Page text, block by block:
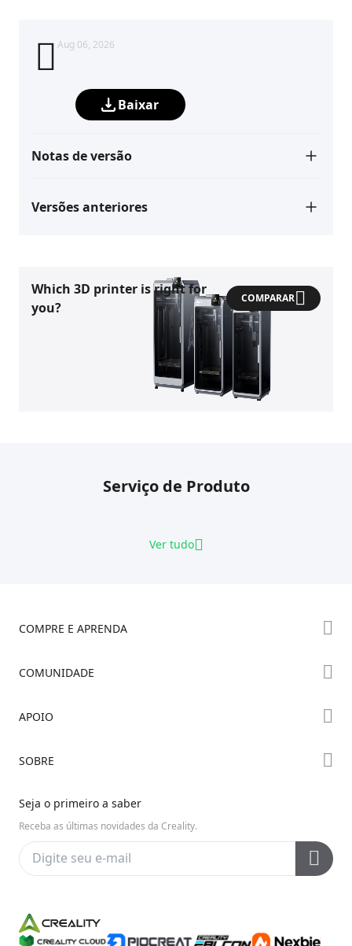
Aug 06, 2026
Baixar
Notas de versão
Versões anteriores
Which 3D printer is right for
you?
COMPARAR
Serviço de Produto
Ver tudo
COMPRE E APRENDA
Série Ender
COMUNIDADE
Discord
APOIO
Central de Ajuda
Central de Vídeos
Pós-venda
SOBRE
Fale Conosco
Política de Privacidade
Seja o primeiro a saber
Receba as últimas novidades da Creality.